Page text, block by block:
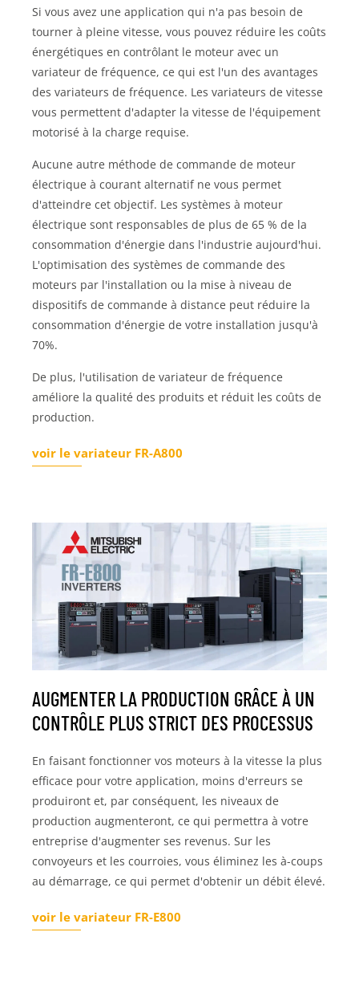
Si vous avez une application qui n'a pas besoin de
tourner à pleine vitesse, vous pouvez réduire les coûts
énergétiques en contrôlant le moteur avec un
variateur de fréquence, ce qui est l'un des avantages
des variateurs de fréquence. Les variateurs de vitesse
vous permettent d'adapter la vitesse de l'équipement
motorisé à la charge requise.
Aucune autre méthode de commande de moteur
électrique à courant alternatif ne vous permet
d'atteindre cet objectif. Les systèmes à moteur
électrique sont responsables de plus de 65 % de la
consommation d'énergie dans l'industrie aujourd'hui.
L'optimisation des systèmes de commande des
moteurs par l'installation ou la mise à niveau de
dispositifs de commande à distance peut réduire la
consommation d'énergie de votre installation jusqu'à
70%.
De plus, l'utilisation de variateur de fréquence
améliore la qualité des produits et réduit les coûts de
production.
voir le variateur FR-A800
AUGMENTER LA PRODUCTION GRÂCE À UN
CONTRÔLE PLUS STRICT DES PROCESSUS
En faisant fonctionner vos moteurs à la vitesse la plus
efficace pour votre application, moins d'erreurs se
produiront et, par conséquent, les niveaux de
production augmenteront, ce qui permettra à votre
entreprise d'augmenter ses revenus. Sur les
convoyeurs et les courroies, vous éliminez les à-coups
au démarrage, ce qui permet d'obtenir un débit élevé.
voir le variateur FR-E800